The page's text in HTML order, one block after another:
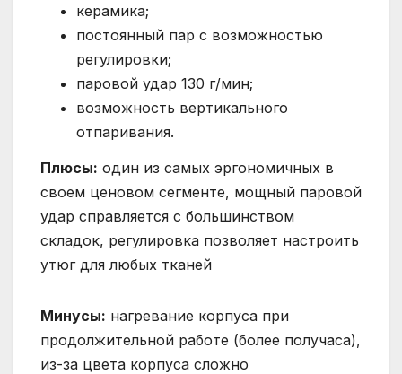
керамика;
постоянный пар с возможностью
регулировки;
паровой удар 130 г/мин;
возможность вертикального
отпаривания.
Плюсы: один из самых эргономичных в
своем ценовом сегменте, мощный паровой
удар справляется с большинством
складок, регулировка позволяет настроить
утюг для любых тканей
Минусы: нагревание корпуса при
продолжительной работе (более получаса),
из-за цвета корпуса сложно